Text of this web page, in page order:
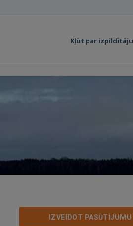
Kļūt par izpildītāju
IZVEIDOT PASŪTĪJUMU